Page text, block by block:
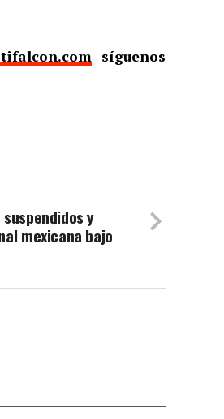
síguenos
y
mexicana bajo